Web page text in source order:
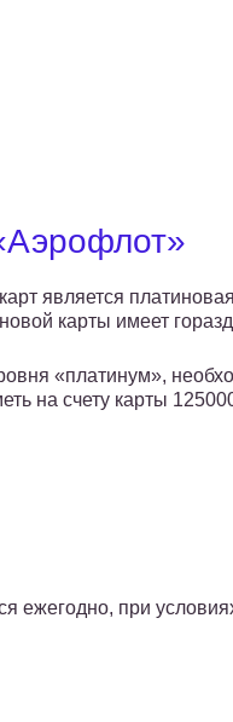
является
карты имеет
«платинум»,
на счету карты
ежегодно, при